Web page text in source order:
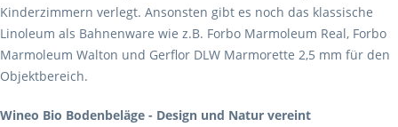
Kinderzimmern verlegt. Ansonsten gibt es noch das klassische
Linoleum als Bahnenware wie z.B. Forbo Marmoleum Real, Forbo
Marmoleum Walton und Gerflor DLW Marmorette 2,5 mm für den
Objektbereich.
Wineo Bio Bodenbeläge - Design und Natur vereint